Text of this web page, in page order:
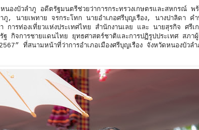
องบัวลำภู อดีตรัฐมนตรีช่วยว่าการกระทรวงเกษตรและสหกรณ์
ภู, นายเพทาย จรกระโทก นายอำเภอศรีบุญเรือง, นางปาลิดา ค
ารท่องเที่ยวแห่งประเทศไทย สำนักงานเลย และ นายสุรกิจ ศรีเ
กิจการชายแดนไทย ยุทธศาสตร์ชาติและการปฏิรูปประเทศ สภา
ที่สนามหน้าที่ว่าการอำเภอเมืองศรีบุญเรือง จังหวัดหนองบัว